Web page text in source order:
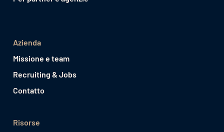
Azienda
Missione e team
Recruiting & Jobs
Contatto
Risorse